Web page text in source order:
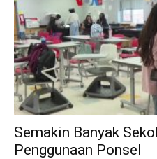
Semakin Banyak
Penggunaan Ponsel